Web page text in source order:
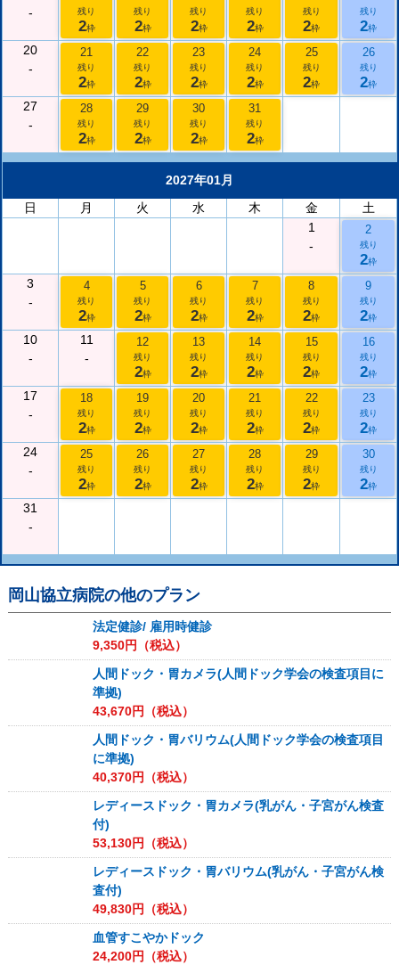
-
残り
2枠
残り
2枠
残り
2枠
残り
2枠
残り
2枠
残り
2枠
20
-
21
残り
2枠
22
残り
2枠
23
残り
2枠
24
残り
2枠
25
残り
2枠
26
残り
2枠
27
-
28
残り
2枠
29
残り
2枠
30
残り
2枠
31
残り
2枠
2027年01月
日
月 火 水 木 金
土
1
-
2
残り
2枠
3
-
4
残り
2枠
5
残り
2枠
6
残り
2枠
7
残り
2枠
8
残り
2枠
9
残り
2枠
10
-
11
-
12
残り
2枠
13
残り
2枠
14
残り
2枠
15
残り
2枠
16
残り
2枠
17
-
18
残り
2枠
19
残り
2枠
20
残り
2枠
21
残り
2枠
22
残り
2枠
23
残り
2枠
24
-
25
残り
2枠
26
残り
2枠
27
残り
2枠
28
残り
2枠
29
残り
2枠
30
残り
2枠
31
-
岡山協立病院の他のプラン
法定健診/ 雇用時健診
9,350円（税込）
人間ドック・胃カメラ(人間ドック学会の検査項目に
準拠)
43,670円（税込）
人間ドック・胃バリウム(人間ドック学会の検査項目
に準拠)
40,370円（税込）
レディースドック・胃カメラ(乳がん・子宮がん検査
付)
53,130円（税込）
レディースドック・胃バリウム(乳がん・子宮がん検
査付)
49,830円（税込）
血管すこやかドック
24,200円（税込）